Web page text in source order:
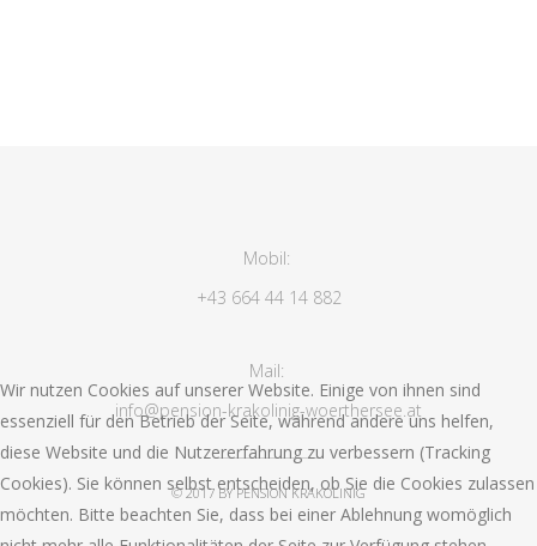
Mobil:
+43 664 44 14 882
Mail:
info@pension-krakolinig-woerthersee.at
© 2017 BY PENSION KRAKOLINIG
Wir nutzen Cookies auf unserer Website. Einige von ihnen sind
essenziell für den Betrieb der Seite, während andere uns helfen,
diese Website und die Nutzererfahrung zu verbessern (Tracking
Cookies). Sie können selbst entscheiden, ob Sie die Cookies zulassen
möchten. Bitte beachten Sie, dass bei einer Ablehnung womöglich